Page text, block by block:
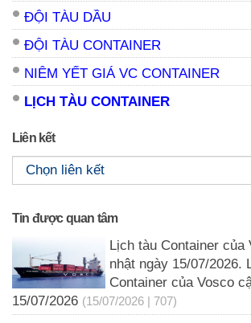
ĐỘI TÀU DẦU
ĐỘI TÀU CONTAINER
NIÊM YẾT GIÁ VC CONTAINER
LỊCH TÀU CONTAINER
Liên kết
Tin được quan tâm
Lịch tàu Container của
nhật ngày 15/07/2026.
Container của Vosco
15/07/2026 (15/07/2026 | 707)